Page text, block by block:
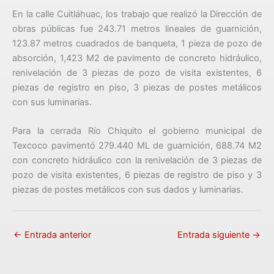
En la calle Cuitláhuac, los trabajo que realizó la Dirección de
obras públicas fue 243.71 metros lineales de guarnición,
123.87 metros cuadrados de banqueta, 1 pieza de pozo de
absorción, 1,423 M2 de pavimento de concreto hidráulico,
renivelación de 3 piezas de pozo de visita existentes, 6
piezas de registro en piso, 3 piezas de postes metálicos
con sus luminarias.
Para la cerrada Río Chiquito el gobierno municipal de
Texcoco pavimentó 279.440 ML de guarnición, 688.74 M2
con concreto hidráulico con la renivelación de 3 piezas de
pozo de visita existentes, 6 piezas de registro de piso y 3
piezas de postes metálicos con sus dados y luminarias.
← Entrada anterior Entrada siguiente →